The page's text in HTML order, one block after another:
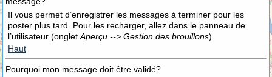
Il vous permet d’enregistrer les messages à terminer pour les
poster plus tard. Pour les recharger, allez dans le panneau de
l’utilisateur (onglet Aperçu --> Gestion des brouillons).
Haut
Pourquoi mon message doit être validé?